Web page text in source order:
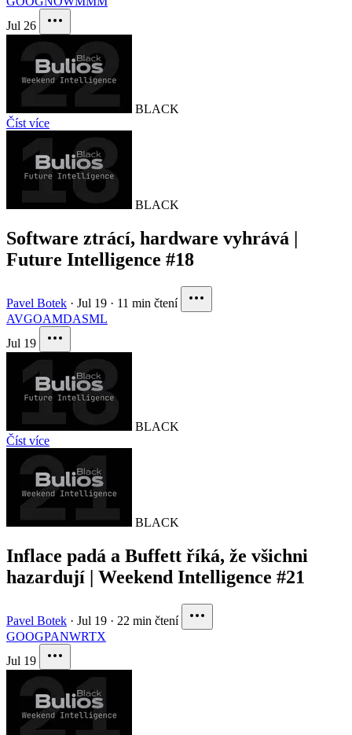
Jul 26
BLACK
Číst více
BLACK
Software ztrácí, hardware vyhrává |
Future Intelligence #18
Pavel Botek · Jul 19 · 11 min čtení
AVGOAMDASML
Jul 19
BLACK
Číst více
BLACK
Inflace padá a Buffett říká, že všichni
hazardují | Weekend Intelligence #21
Pavel Botek · Jul 19 · 22 min čtení
GOOGPANWRTX
Jul 19